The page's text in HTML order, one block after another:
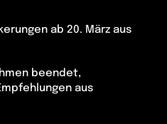
ab 20. März aus
beendet,
aus